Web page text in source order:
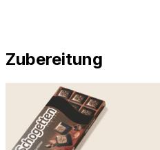
Zubereitung